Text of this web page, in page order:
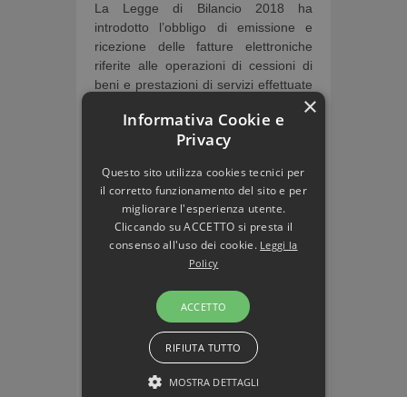
La Legge di Bilancio 2018 ha
introdotto l’obbligo di emissione e
ricezione delle fatture elettroniche
riferite alle operazioni di cessioni di
beni e prestazioni di servizi effettuate
tra soggetti residenti, stabiliti o
identificati in Italia, nonché l’obbligo di
trasmissione telematica dei dati
beni e di prestazione di servizi
effettuate e ricevute verso e da
soggetti non stabiliti nel territorio dello
L’Agenzia delle entrate ha messo a
punto una serie di strumenti per
aiutare i contribuenti nella transizione
al nuovo sistema.
×
Informativa Cookie e
Privacy
Questo sito utilizza cookies tecnici per
il corretto funzionamento del sito e per
migliorare l'esperienza utente.
Cliccando su ACCETTO si presta il
consenso all'uso dei cookie. Leggi la
Policy
ACCETTO
RIFIUTA TUTTO
MOSTRA DETTAGLI